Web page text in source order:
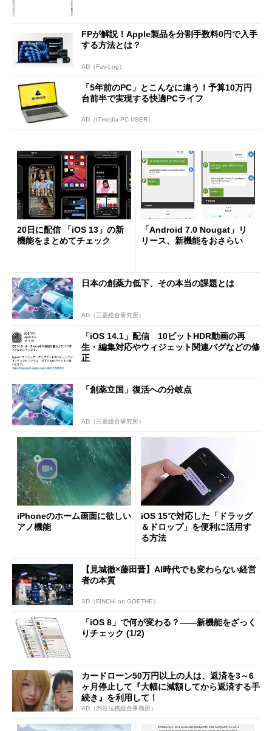
FPが解説！Apple製品を分割手数料0円で入手
する方法とは？
AD（Fav-Log）
「5年前のPC」とこんなに違う！予算10万円
台前半で実現する快適PCライフ
AD（ITmedia PC USER）
20日に配信 「iOS 13」の新
機能をまとめてチェック
「Android 7.0 Nougat」リ
リース、新機能をおさらい
日本の創薬力低下、その本当の課題とは
AD（三菱総合研究所）
「iOS 14.1」配信 10ビットHDR動画の再
生・編集対応やウィジェット関連バグなどの修
正
「創薬立国」復活への分岐点
AD（三菱総合研究所）
iPhoneのホーム画面に欲しい
アノ機能
iOS 15で対応した「ドラッグ
＆ドロップ」を便利に活用す
る方法
【見城徹×藤田晋】AI時代でも変わらない経営
者の本質
AD（FINCHI on GOETHE）
「iOS 8」で何が変わる？――新機能をざっく
りチェック (1/2)
カードローン50万円以上の人は、返済を3～6
ヶ月停止して『大幅に減額してから返済する手
続き』を利用して！
AD（渋谷法務総合事務所）